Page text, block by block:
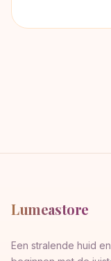
Lumeastore
Een stralende huid